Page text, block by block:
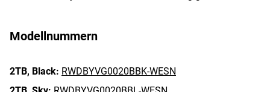
Modellnummern
2TB, Black: RWDBYVG0020BBK-WESN